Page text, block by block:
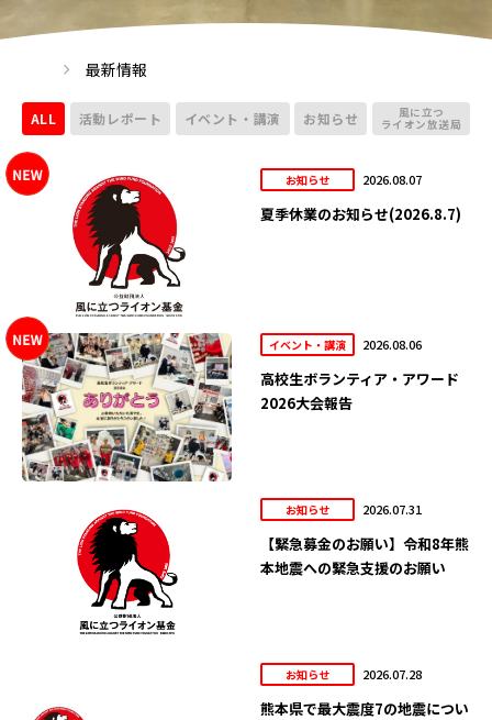
最新情報
ALL 活動レポート イベント・講演 お知らせ 風に立つ
ライオン放送局
お知らせ 2026.08.07
夏季休業のお知らせ(2026.8.7)
イベント・講演 2026.08.06
高校生ボランティア・アワード
2026大会報告
お知らせ 2026.07.31
【緊急募金のお願い】令和8年熊
本地震への緊急支援のお願い
お知らせ 2026.07.28
熊本県で最大震度7の地震につい